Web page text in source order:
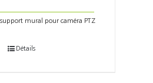
mural pour caméra PTZ
Détails